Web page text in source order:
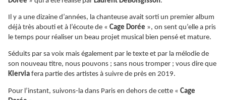
Il y a une dizaine d’années, la chanteuse avait sorti un premier album
déjà très abouti et à l’écoute de « Cage Dorée », on sent qu’elle a pris
le temps pour réaliser un beau projet musical bien pensé et mature.
Séduits par sa voix mais également par le texte et par la mélodie de
son nouveau titre, nous pouvons ; sans nous tromper ; vous dire que
Klervia fera partie des artistes à suivre de près en 2019.
Pour l’instant, suivons-la dans Paris en dehors de cette « Cage